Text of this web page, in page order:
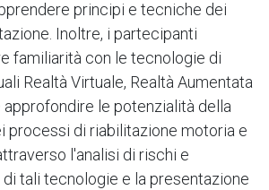
principi e tecniche dei
Inoltre, i partecipanti
familiarità con le tecnologie di
Realtà Virtuale, Realtà Aumentata
approfondire le potenzialità della
processi di riabilitazione motoria e
l'analisi di rischi e
tali tecnologie e la presentazione